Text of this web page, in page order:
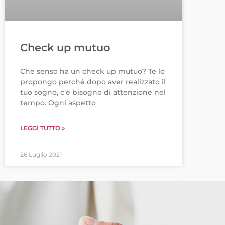
Check up mutuo
Che senso ha un check up mutuo? Te lo
propongo perché dopo aver realizzato il
tuo sogno, c’è bisogno di attenzione nel
tempo. Ogni aspetto
LEGGI TUTTO »
26 Luglio 2021